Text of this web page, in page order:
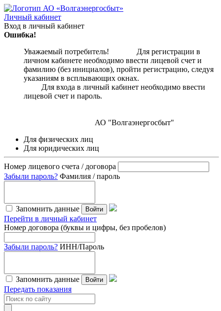
Личный кабинет
Вход в личный кабинет
Ошибка!
Уважаемый потребитель! Для регистрации в
личном кабинете необходимо ввести лицевой счет и
фамилию (без инициалов), пройти регистрацию, следуя
указаниям в всплывающих окнах.
Для входа в личный кабинет необходимо ввести
лицевой счет и пароль.
АО "Волгаэнергосбыт"
Для физических лиц
Для юридических лиц
Номер лицевого счета / договора
Забыли пароль? Фамилия / пароль
Запомнить данные Войти
Перейти в личный кабинет
Номер договора (буквы и цифры, без пробелов)
Забыли пароль? ИНН/Пароль
Запомнить данные Войти
Передать показания